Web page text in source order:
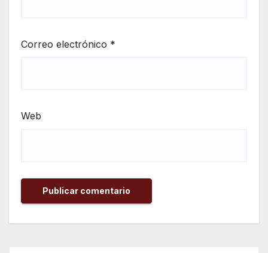
Correo electrónico *
Web